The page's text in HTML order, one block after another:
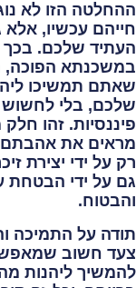
ההחלטה הזו לא
חייהם עכשיו,
העתיד שלכם.
במשכנתא הפוכה,
שאתם תמשיכו
שלכם, בלי לחשוש
פיננסיות. זהו
מראים את
רק על ידי יצירת
גם על ידי הבטחת
והבטוח.
תודה על התמיכה
צעד חשוב
להמשיך ליהנות